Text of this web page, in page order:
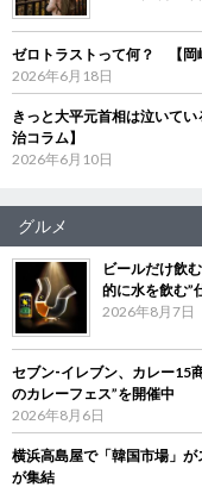
ゼロトラストって何？ 【岡
2026年6月18日
きっと大平元首相は泣いて
治コラム】
2026年6月10日
グルメ
ビールだけ飲
的に水を飲む”
2026年8月7日
セブン‐イレブン、カレー
のカレーフェス”を開催中
2026年8月6日
横浜高島屋で「韓国市場」
が集結